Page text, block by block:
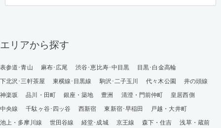
エリアから探す
表参道･青山 麻布･広尾 渋谷･恵比寿･中目黒
目黒･白金高輪
下北沢･三軒茶屋
東横線･目黒線 駒沢･二子玉川 代々木公園
井の頭線
神楽坂
品川・田町 銀座・築地 豊洲 清澄・門前仲町
皇居西側
中央線
千駄ヶ谷･四ッ谷 西新宿 東新宿･早稲田
戸越・大井町
池上・多摩川線
世田谷線 経堂･成城 京王線 森下・住吉
浅草・蔵前